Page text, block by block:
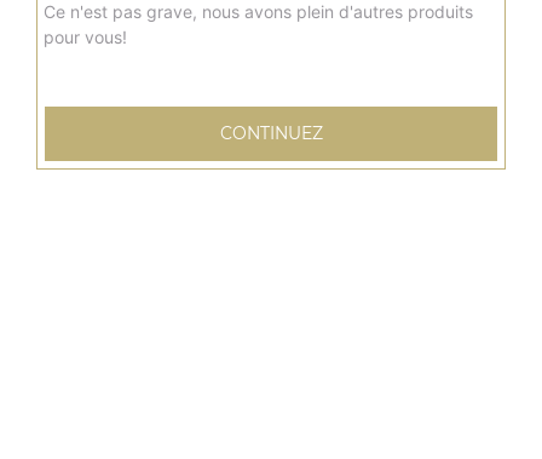
8.50€
au choix + frites + 1 boisson 33 cl
Ce n'est pas grave, nous avons plein d'autres produits
pour vous!
CONTINUEZ